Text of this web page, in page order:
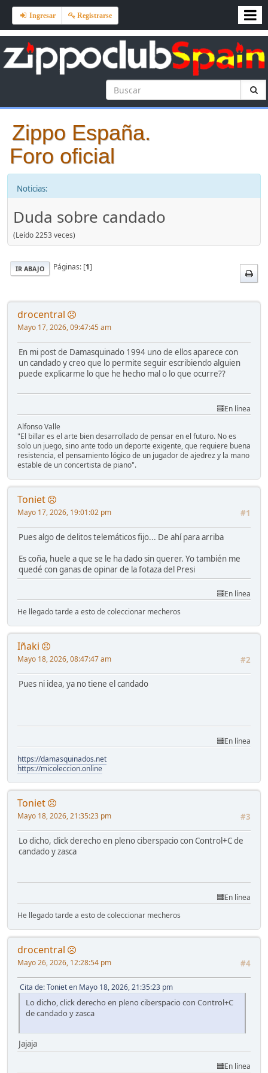
Ingresar Registrarse
Zippo España.
Foro oficial
Noticias:
Duda sobre candado
(Leído 2253 veces)
IR ABAJO Páginas: [1]
drocentral
Mayo 17, 2026, 09:47:45 am
En mi post de Damasquinado 1994 uno de ellos aparece con
un candado y creo que lo permite seguir escribiendo alguien
puede explicarme lo que he hecho mal o lo que ocurre??
En línea
Alfonso Valle
"El billar es el arte bien desarrollado de pensar en el futuro. No es
solo un juego, sino ante todo un deporte exigente, que requiere buena
resistencia, el pensamiento lógico de un jugador de ajedrez y la mano
estable de un concertista de piano".
Toniet
#1
Mayo 17, 2026, 19:01:02 pm
Pues algo de delitos telemáticos fijo... De ahí para arriba
Es coña, huele a que se le ha dado sin querer. Yo también me
quedé con ganas de opinar de la fotaza del Presi
En línea
He llegado tarde a esto de coleccionar mecheros
Iñaki
#2
Mayo 18, 2026, 08:47:47 am
Pues ni idea, ya no tiene el candado
En línea
https://damasquinados.net
https://micoleccion.online
Toniet
#3
Mayo 18, 2026, 21:35:23 pm
Lo dicho, click derecho en pleno ciberspacio con Control+C de
candado y zasca
En línea
He llegado tarde a esto de coleccionar mecheros
drocentral
#4
Mayo 26, 2026, 12:28:54 pm
Cita de: Toniet en Mayo 18, 2026, 21:35:23 pm
Lo dicho, click derecho en pleno ciberspacio con Control+C
de candado y zasca
Jajaja
En línea